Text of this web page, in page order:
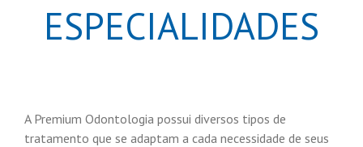
ESPECIALIDADES
A Premium Odontologia possui diversos tipos de
tratamento que se adaptam a cada necessidade de seus